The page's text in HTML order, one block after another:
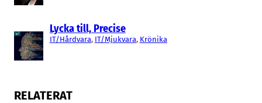
Lycka till, Precise
IT/Hårdvara, IT/Mjukvara, Krönika
RELATERAT